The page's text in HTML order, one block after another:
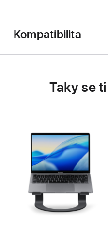
Kompatibilita
Taky se